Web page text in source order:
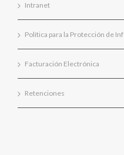
Intranet
Política para la Protección de
Facturación Electrónica
Retenciones